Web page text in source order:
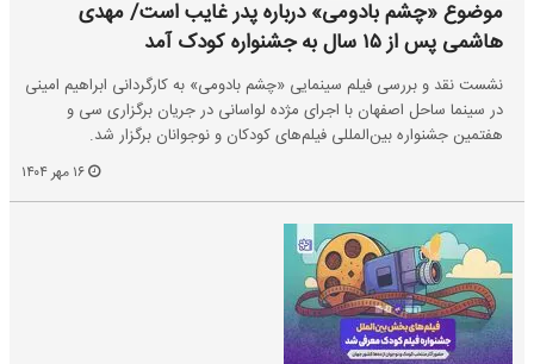
موضوع «چشم بادومی» درباره پدر غایب است/ مهدی
هاشمی پس از ۱۵ سال به جشنواره کودک آمد
نشست نقد و بررسی فیلم سینمایی «چشم بادومی» به کارگردانی ابراهیم امینی
در سینما ساحل اصفهان با اجرای مژده لواسانی در جریان برگزاری سی و
هفتمین جشنواره بین‌المللی فیلم‌های کودکان و نوجوانان برگزار شد.